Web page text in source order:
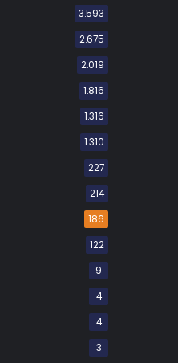
3.593
2.675
2.019
1.816
1.316
1.310
227
214
186
122
9
4
4
3